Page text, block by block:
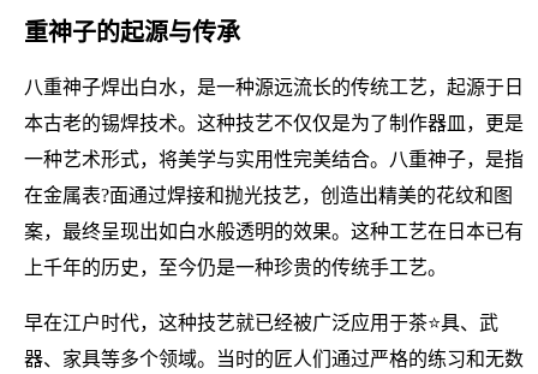
重神子的起源与传承
八重神子焊出白水，是一种源远流长的传统工艺，起源于日
本古老的锡焊技术。这种技艺不仅仅是为了制作器皿，更是
一种艺术形式，将美学与实用性完美结合。八重神子，是指
在金属表?面通过焊接和抛光技艺，创造出精美的花纹和图
案，最终呈现出如白水般透明的效果。这种工艺在日本已有
上千年的历史，至今仍是一种珍贵的传统手工艺。
早在江户时代，这种技艺就已经被广泛应用于茶⭐具、武
器、家具等多个领域。当时的匠人们通过严格的练习和无数